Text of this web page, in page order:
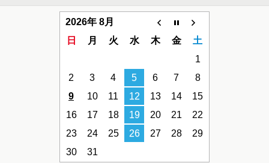
2026年 8月
日
月 火 水 木 金
土
1
2
3 4 5 6 7
8
9
10 11 12 13 14
15
16
17 18 19 20 21
22
23
24 25 26 27 28
29
30
31